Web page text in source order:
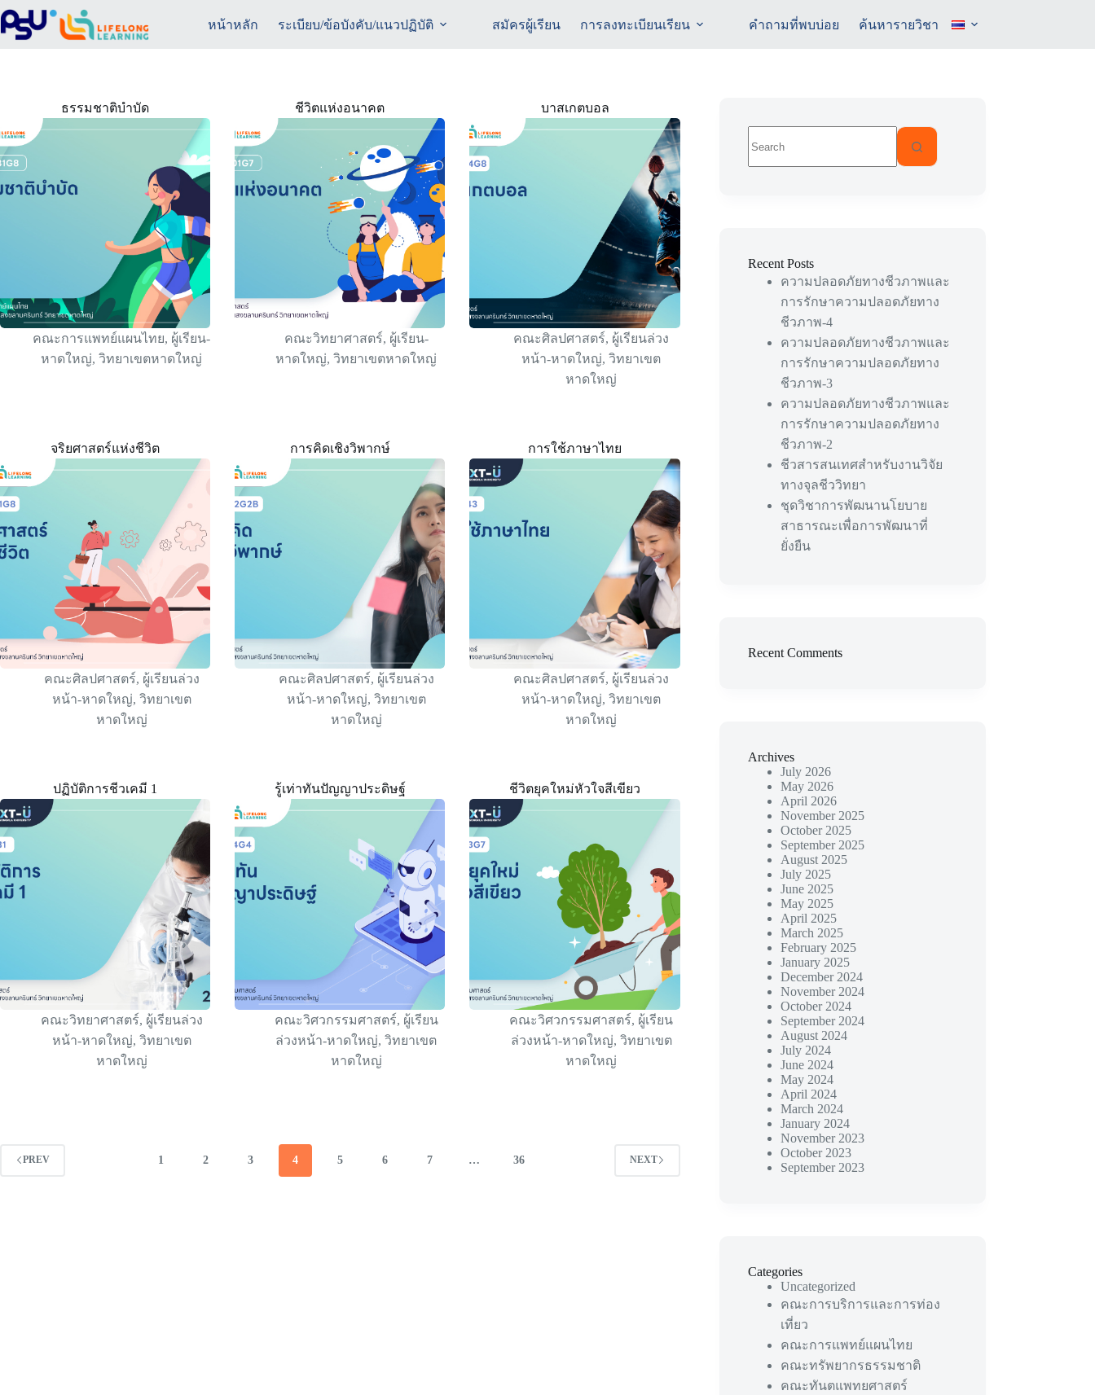
Skip
to
content
หน้าหลัก ระเบียบ/ข้อบังคับ/แนวปฏิบัติ สมัครผู้เรียน การลงทะเบียนเรียน คำถามที่พบบ่อย ค้นหารายวิชา
ธรรมชาติบำบัด
คณะการแพทย์แผนไทย, ผู้เรียน-
หาดใหญ่,วิทยาเขตหาดใหญ่
ชีวิตแห่งอนาคต
คณะวิทยาศาสตร์, ผู้เรียน-
หาดใหญ่,วิทยาเขตหาดใหญ่
บาสเกตบอล
คณะศิลปศาสตร์, ผู้เรียนล่วง
หน้า-หาดใหญ่, วิทยาเขต
หาดใหญ่
จริยศาสตร์แห่งชีวิต
คณะศิลปศาสตร์, ผู้เรียนล่วง
หน้า-หาดใหญ่, วิทยาเขต
หาดใหญ่
การคิดเชิงวิพากษ์
คณะศิลปศาสตร์, ผู้เรียนล่วง
หน้า-หาดใหญ่, วิทยาเขต
หาดใหญ่
การใช้ภาษาไทย
คณะศิลปศาสตร์, ผู้เรียนล่วง
หน้า-หาดใหญ่, วิทยาเขต
หาดใหญ่
ปฏิบัติการชีวเคมี 1
คณะวิทยาศาสตร์, ผู้เรียนล่วง
หน้า-หาดใหญ่, วิทยาเขต
หาดใหญ่
รู้เท่าทันปัญญาประดิษฐ์
คณะวิศวกรรมศาสตร์, ผู้เรียน
ล่วงหน้า-หาดใหญ่,วิทยาเขต
หาดใหญ่
ชีวิตยุคใหม่หัวใจสีเขียว
คณะวิศวกรรมศาสตร์, ผู้เรียน
ล่วงหน้า-หาดใหญ่, วิทยาเขต
หาดใหญ่
PREV 1 2 3 4 5 6 7 … 36 NEXT
results
Recent Posts
ความปลอดภัยทางชีวภาพและ
การรักษาความปลอดภัยทาง
ชีวภาพ-4
ความปลอดภัยทางชีวภาพและ
การรักษาความปลอดภัยทาง
ชีวภาพ-3
ความปลอดภัยทางชีวภาพและ
การรักษาความปลอดภัยทาง
ชีวภาพ-2
ชีวสารสนเทศสำหรับงานวิจัย
ทางจุลชีววิทยา
ชุดวิชาการพัฒนานโยบาย
สาธารณะเพื่อการพัฒนาที่
ยั่งยืน
Recent Comments
Archives
July 2026
May 2026
April 2026
November 2025
October 2025
September 2025
August 2025
July 2025
June 2025
May 2025
April 2025
March 2025
February 2025
January 2025
December 2024
November 2024
October 2024
September 2024
August 2024
July 2024
June 2024
May 2024
April 2024
March 2024
January 2024
November 2023
October 2023
September 2023
Categories
Uncategorized
คณะการบริการและการท่อง
เที่ยว
คณะการแพทย์แผนไทย
คณะทรัพยากรธรรมชาติ
คณะทันตแพทยศาสตร์